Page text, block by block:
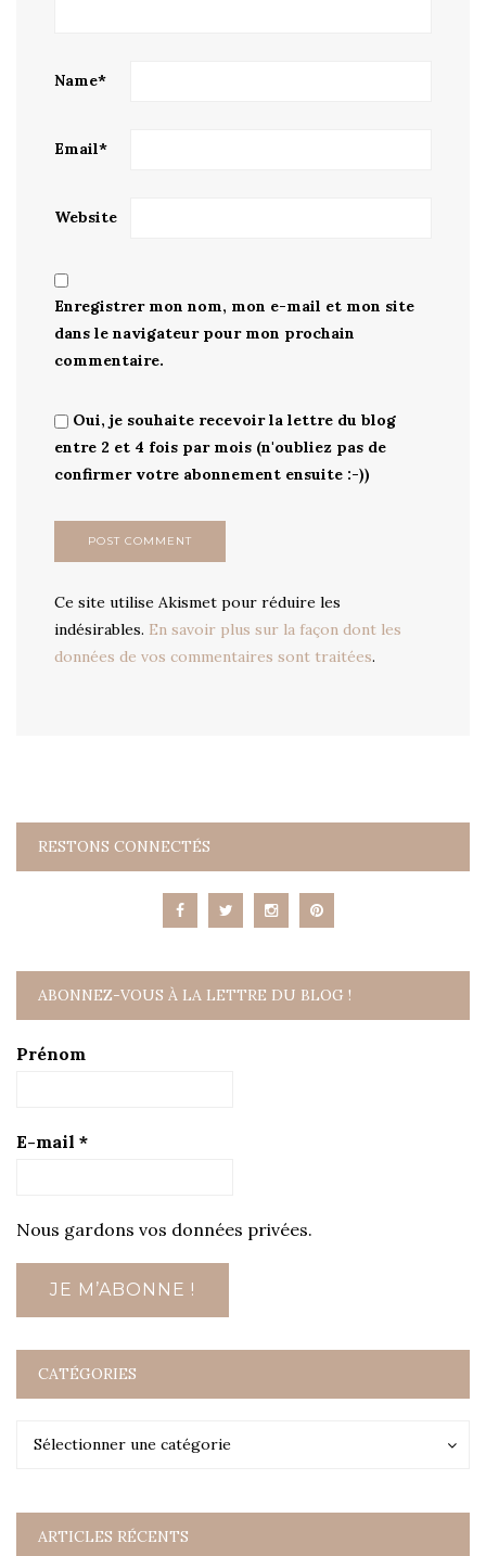
Name*
Email*
Website
Enregistrer mon nom, mon e-mail et mon site
dans le navigateur pour mon prochain
commentaire.
Oui, je souhaite recevoir la lettre du blog
entre 2 et 4 fois par mois (n'oubliez pas de
confirmer votre abonnement ensuite :-))
Ce site utilise Akismet pour réduire les
indésirables. En savoir plus sur la façon dont les
données de vos commentaires sont traitées.
RESTONS CONNECTÉS
ABONNEZ-VOUS À LA LETTRE DU BLOG !
Prénom
E-mail *
Nous gardons vos données privées.
CATÉGORIES
Sélectionner une catégorie
Catégories
ARTICLES RÉCENTS